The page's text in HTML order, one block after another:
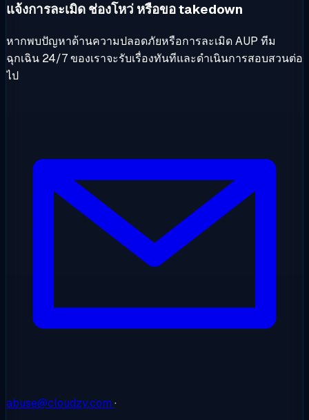
แจ้งการละเมิด ช่องโหว่ หรือขอ takedown
หากพบปัญหาด้านความปลอดภัยหรือการละเมิด AUP ทีม
ฉุกเฉิน 24/7 ของเราจะรับเรื่องทันทีและดำเนินการสอบสวนต่อ
ไป
abuse@cloudzy.com ·